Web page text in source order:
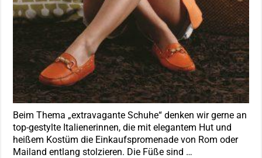
Beim Thema „extravagante Schuhe“ denken wir gerne an
top-gestylte Italienerinnen, die mit elegantem Hut und
heißem Kostüm die Einkaufspromenade von Rom oder
Mailand entlang stolzieren. Die Füße sind …